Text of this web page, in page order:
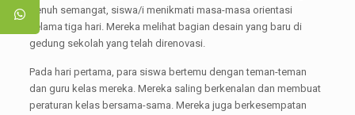
penuh semangat, siswa/i menikmati masa-masa orientasi
selama tiga hari. Mereka melihat bagian desain yang baru di
gedung sekolah yang telah direnovasi.
Pada hari pertama, para siswa bertemu dengan teman-teman
dan guru kelas mereka. Mereka saling berkenalan dan membuat
peraturan kelas bersama-sama. Mereka juga berkesempatan